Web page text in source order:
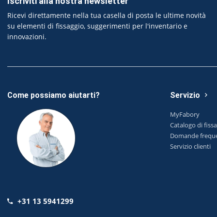
Ricevi direttamente nella tua casella di posta le ultime novità
su elementi di fissaggio, suggerimenti per l'inventario e
innovazioni.
Come possiamo aiutarti?
+31 13 5941299
Servizio
MyFabory
Catalogo di
Domande
Servizio clienti